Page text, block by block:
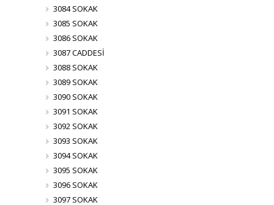
3084 SOKAK
3085 SOKAK
3086 SOKAK
3087 CADDESİ
3088 SOKAK
3089 SOKAK
3090 SOKAK
3091 SOKAK
3092 SOKAK
3093 SOKAK
3094 SOKAK
3095 SOKAK
3096 SOKAK
3097 SOKAK